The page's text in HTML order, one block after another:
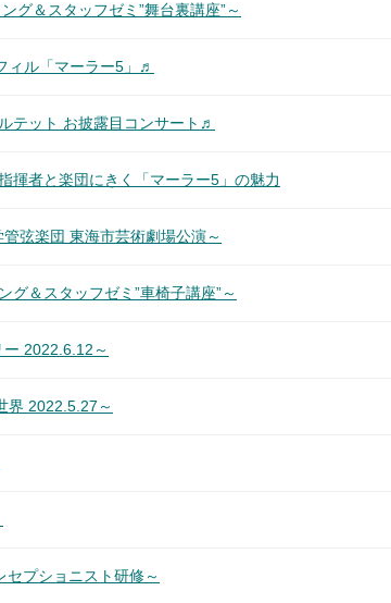
グ＆スタッフゼミ”舞台裏講座”～
ィル「マーラー5」♬
テット お披露目コンサート♬
揮者と楽団にきく「マーラー5」の魅力
弦楽団 東海市芸術劇場公演～
グ＆スタッフゼミ”車椅子講座”～
2022.6.12～
界 2022.5.27～
プショニスト研修～